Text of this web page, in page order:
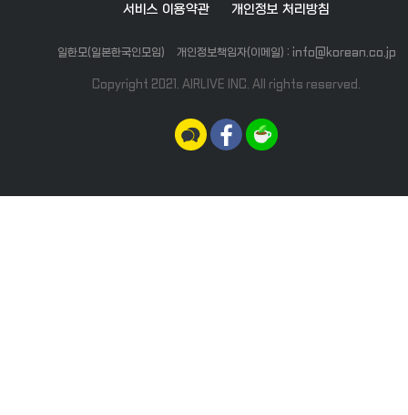
서비스 이용약관 개인정보 처리방침
일한모(일본한국인모임) 개인정보책임자(이메일) : info@korean.co.jp
Copyright 2021. AIRLIVE INC. All rights reserved.